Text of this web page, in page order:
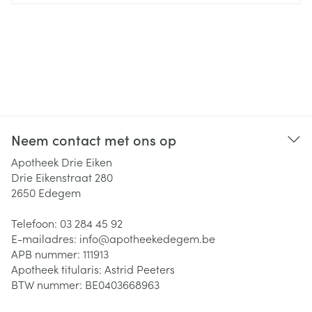
Neem contact met ons op
Apotheek Drie Eiken
Drie Eikenstraat 280
2650 Edegem
Telefoon: 03 284 45 92
E-mailadres: info@apotheekedegem.be
APB nummer: 111913
Apotheek titularis: Astrid Peeters
BTW nummer: BE0403668963